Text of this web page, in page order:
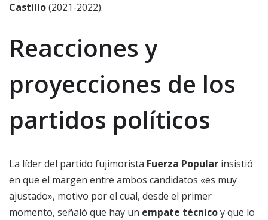
Castillo(2021-2022).
Reacciones y
proyecciones de los
partidos políticos
La líder del partido fujimorista Fuerza Popular insistió
en que el margen entre ambos candidatos «es muy
ajustado», motivo por el cual, desde el primer
momento, señaló que hay un empate técnicoy que lo